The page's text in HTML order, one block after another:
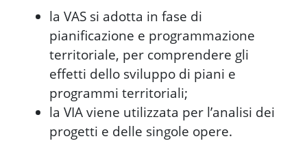
laVAS si adotta in fase di
pianificazione e programmazione
territoriale, per comprendere gli
effetti dello sviluppo di piani e
programmi territoriali;
la VIAviene utilizzata per l’analisi dei
progetti e delle singole opere.